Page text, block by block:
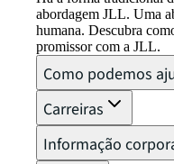
abordagem JLL. Uma
humana. Descubra
promissor com a JLL.
Como podemos
Carreiras
Informação